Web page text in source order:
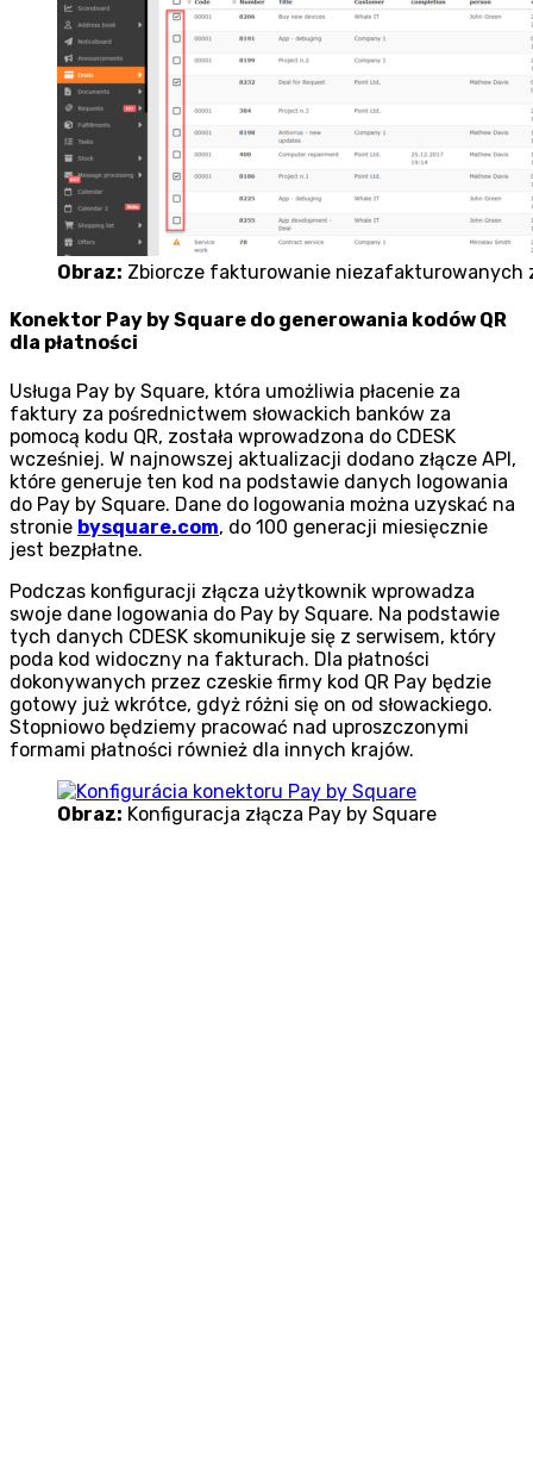
Obraz: Zbiorcze fakturowanie niezafakturowanych
Konektor Pay by Square do generowania kodów QR
dla płatności
Usługa Pay by Square, która umożliwia płacenie za
faktury za pośrednictwem słowackich banków za
pomocą kodu QR, została wprowadzona do CDESK
wcześniej. W najnowszej aktualizacji dodano złącze API,
które generuje ten kod na podstawie danych logowania
do Pay by Square. Dane do logowania można uzyskać na
stronie bysquare.com, do 100 generacji miesięcznie
jest bezpłatne.
Podczas konfiguracji złącza użytkownik wprowadza
swoje dane logowania do Pay by Square. Na podstawie
tych danych CDESK skomunikuje się z serwisem, który
poda kod widoczny na fakturach. Dla płatności
dokonywanych przez czeskie firmy kod QR Pay będzie
gotowy już wkrótce, gdyż różni się on od słowackiego.
Stopniowo będziemy pracować nad uproszczonymi
formami płatności również dla innych krajów.
Obraz: Konfiguracja złącza Pay by Square